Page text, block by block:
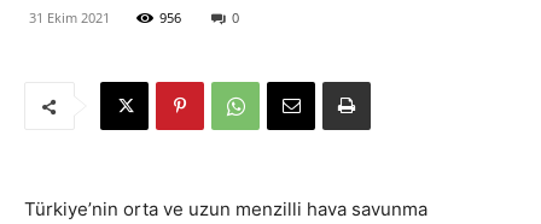
31 Ekim 2021 956 0
Türkiye’nin orta ve uzun menzilli hava savunma